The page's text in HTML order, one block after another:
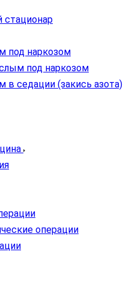
стационар
под наркозом
под наркозом
в седации (закись азота)
операции